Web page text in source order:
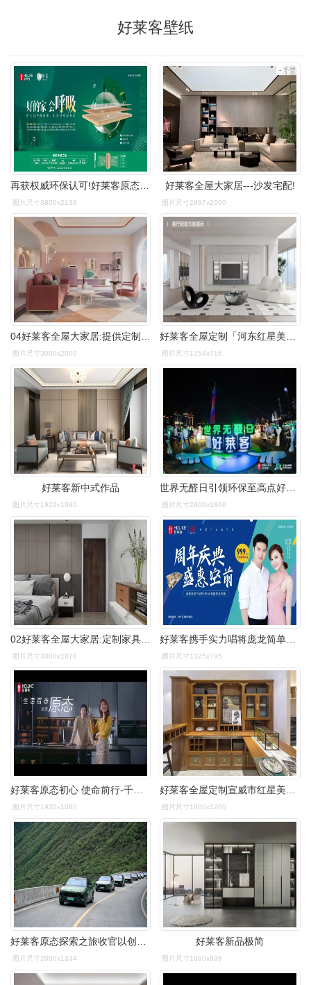
好莱客壁纸
图片尺寸3800x2138
好莱客全屋大家居---沙发宅配!
图片尺寸2997x2000
04好莱客全屋大家居:提供定制家具,橱柜,木门,宅配,窗帘一站式全屋
图片尺寸3000x2000
好莱客全屋定制「河东红星美凯龙三楼」
图片尺寸1254x716
好莱客新中式作品
图片尺寸1920x1080 图片尺寸2800x1866
图片尺寸3000x1878 图片尺寸1325x795
好莱客原态初心 使命前行-千里眼视频-搜狐视频
图片尺寸1920x1080
好莱客全屋定制宣威市红星美凯龙二楼15911461498
图片尺寸1800x1200
图片尺寸2000x1334
好莱客新品极简
图片尺寸1080x636